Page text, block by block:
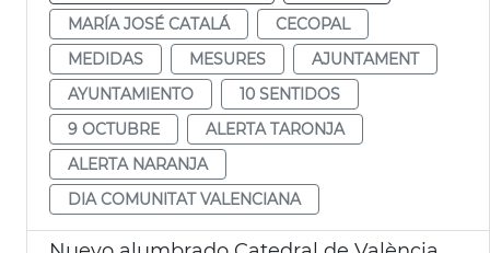
MARÍA JOSÉ CATALÁ
CECOPAL
MEDIDAS
MESURES
AJUNTAMENT
AYUNTAMIENTO
10 SENTIDOS
9 OCTUBRE
ALERTA TARONJA
ALERTA NARANJA
DIA COMUNITAT VALENCIANA